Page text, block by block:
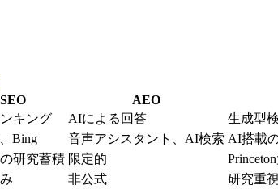
SEO
AEO
キング AIによる回答 生成型
Bing 音声アシスタント、AI検索 AI搭載
研究蓄積 限定的
非公式 研究重視